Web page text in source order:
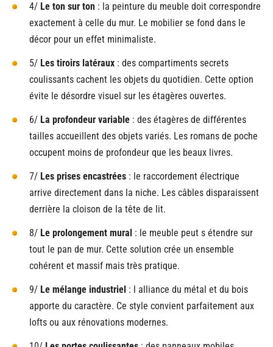
4/ Le ton sur ton : la peinture du meuble doit correspondre
exactement à celle du mur. Le mobilier se fond dans le
décor pour un effet minimaliste.
5/ Les tiroirs latéraux : des compartiments secrets
coulissants cachent les objets du quotidien. Cette option
évite le désordre visuel sur les étagères ouvertes.
6/ La profondeur variable : des étagères de différentes
tailles accueillent des objets variés. Les romans de poche
occupent moins de profondeur que les beaux livres.
7/ Les prises encastrées : le raccordement électrique
arrive directement dans la niche. Les câbles disparaissent
derrière la cloison de la tête de lit.
8/ Le prolongement mural : le meuble peut s étendre sur
tout le pan de mur. Cette solution crée un ensemble
cohérent et massif mais très pratique.
9/ Le mélange industriel : l alliance du métal et du bois
apporte du caractère. Ce style convient parfaitement aux
lofts ou aux rénovations modernes.